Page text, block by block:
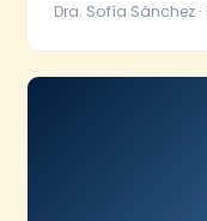
Dra. Sofía Sánchez